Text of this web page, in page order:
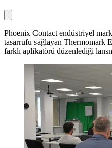
Phoenix Contact endüstriyel
tasarrufu sağlayan Thermomark
farklı aplikatörü düzenlediği